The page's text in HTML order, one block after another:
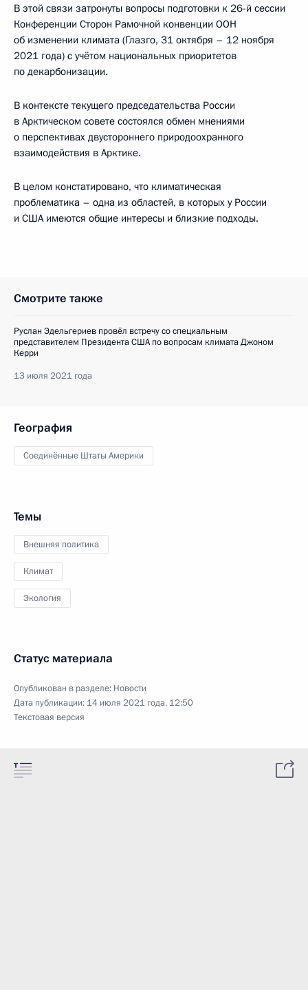
В этой связи затронуты вопросы подготовки к 26-й сессии
Конференции Сторон Рамочной конвенции ООН
об изменении климата (Глазго, 31 октября – 12 ноября
2021 года) с учётом национальных приоритетов
по декарбонизации.
В контексте текущего председательства России
в Арктическом совете состоялся обмен мнениями
о перспективах двустороннего природоохранного
взаимодействия в Арктике.
В целом констатировано, что климатическая
проблематика – одна из областей, в которых у России
и США имеются общие интересы и близкие подходы.
Смотрите также
Руслан Эдельгериев провёл встречу со специальным
представителем Президента США по вопросам климата Джоном
Керри
13 июля 2021 года
География
Соединённые Штаты Америки
Темы
Внешняя политика
Климат
Экология
Статус материала
Опубликован в разделе: Новости
Дата публикации: 14 июля 2021 года, 12:50
Текстовая версия